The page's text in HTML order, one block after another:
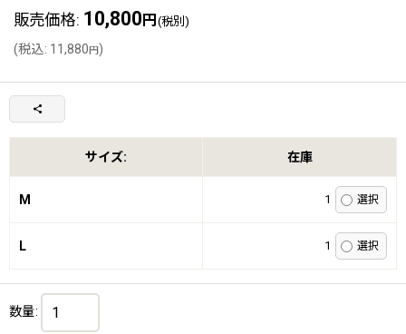
販売価格: 10,800 円 (税別)
(税込: 11,880円)
サイズ: 在庫
M 1
L 1
数量: